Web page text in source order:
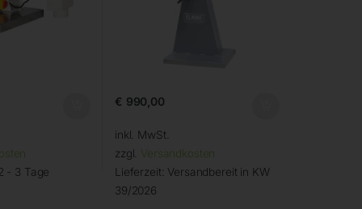
- 3 Tage
€ 990,00
inkl. MwSt.
zzgl. Versandkosten
Lieferzeit: Versandbereit in KW
39/2026